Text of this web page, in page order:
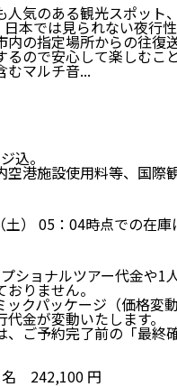
人気のある観光スポット
日本では見られない夜行
内の指定場所からの往復
るので安心して楽しむこ
むマルチ音...
込。
空港施設使用料等、国際
土） 05：04時点での在
ショナルツアー代金や1
おりません。
ックパッケージ（価格変
代金が変動いたします。
、ご予約完了前の「最終
名 242,100 円